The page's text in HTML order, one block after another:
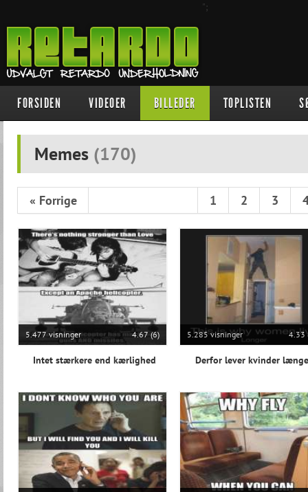
";
FORSIDEN VIDEOER BILLEDER TOPLISTEN
Memes (170)
« Forrige 1 2 3
5.477 visninger 4.67 (6)
Intet stærkere end kærlighed
5.285 visninger 4.33
Derfor lever kvinder